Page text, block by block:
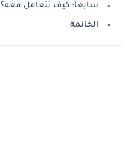
سابعاً: كيف تتعامل معه؟
الخاتمة